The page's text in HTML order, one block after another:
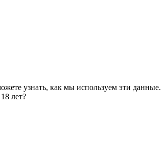
узнать, как мы используем эти данные.
лет?